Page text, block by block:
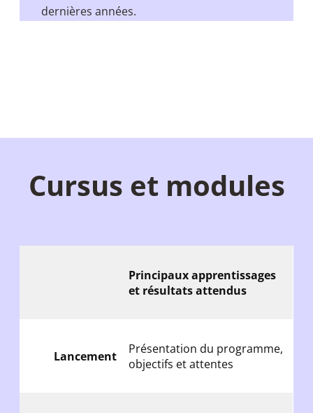
dernières années.
Cursus et modules
Principaux apprentissages
et résultats attendus
Lancement
Présentation du programme,
objectifs et attentes